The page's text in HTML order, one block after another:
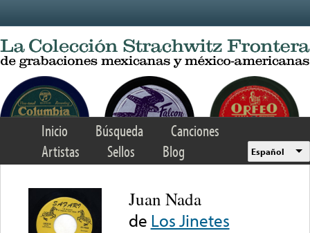
Inicio Búsqueda
Canciones
Artistas
Sellos Blog Español
Juan Nada
de Los Jinetes